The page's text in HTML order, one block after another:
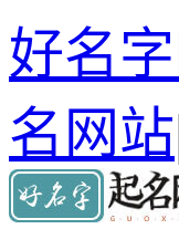
好名
名网站